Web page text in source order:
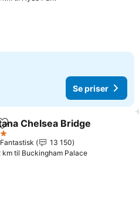
Se priser
Legg til i favoritter
Chelsea Bridge
Fantastisk
13 150
km til Buckingham Palace